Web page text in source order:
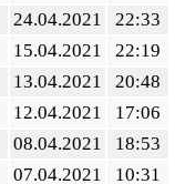
24.04.2021
22:33
15.04.2021
22:19
13.04.2021
20:48
12.04.2021
17:06
08.04.2021
18:53
07.04.2021 10:31